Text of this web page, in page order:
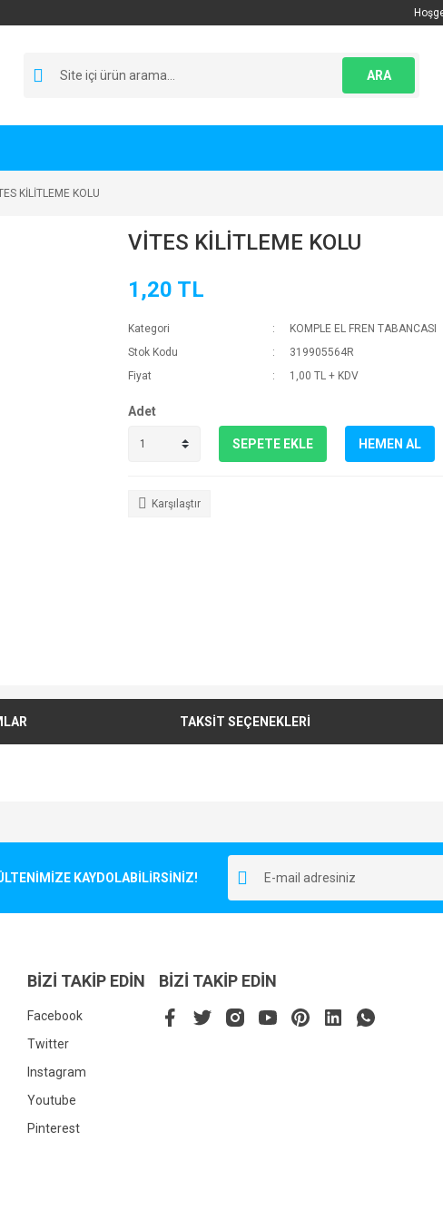
ARA
KİLİTLEME KOLU
VİTES KİLİTLEME KOLU
1,20 TL
Kategori
KOMPLE EL FREN TABANCASI
Stok Kodu
319905564R
Fiyat
1,00 TL + KDV
Adet
SEPETE EKLE HEMEN AL
Karşılaştır
TAKSİT SEÇENEKLERİ
KAYDOLABİLİRSİNİZ!
BİZİ TAKİP EDİN
Facebook
Twitter
Instagram
Youtube
Pinterest
BİZİ TAKİP EDİN